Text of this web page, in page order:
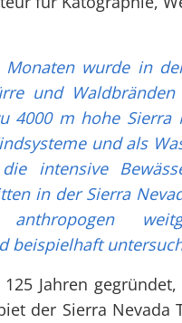
Monaten wurde in
und
4000 m hohe Sierra
und als
intensive
in der Sierra
beispielhaft
Jahren
der Sierra Nevada